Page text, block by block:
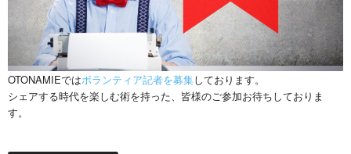
OTONAMIEではボランティア記者を募集しております。
シェアする時代を楽しむ術を持った、皆様のご参加お待ちしておりま
す。